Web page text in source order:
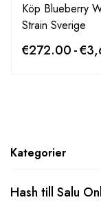
Kategorier
Hash till Salu
Köp Blueberry
Strain Sverige
€272.00-€